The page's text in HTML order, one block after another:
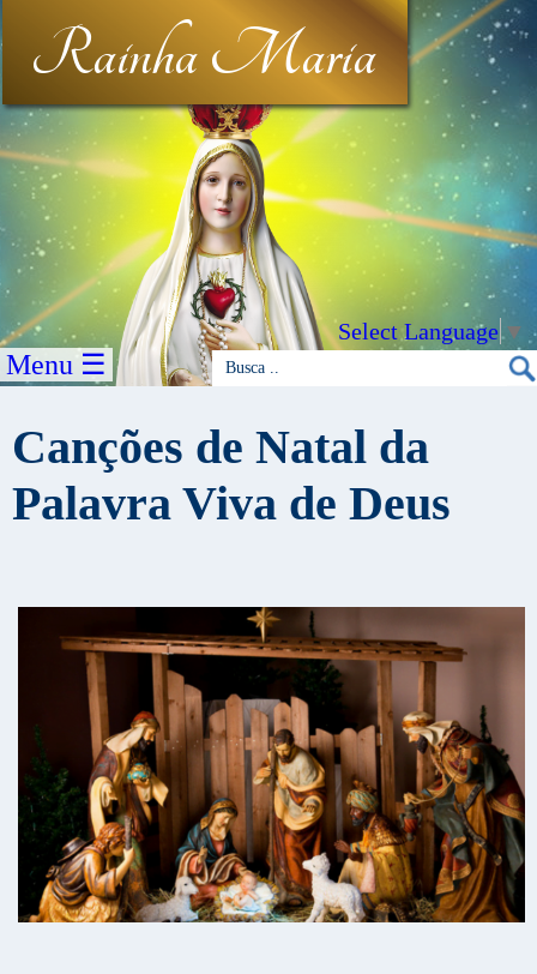
Rainha Maria
Select Language▼
Menu ☰
Canções de Natal da
Palavra Viva de Deus